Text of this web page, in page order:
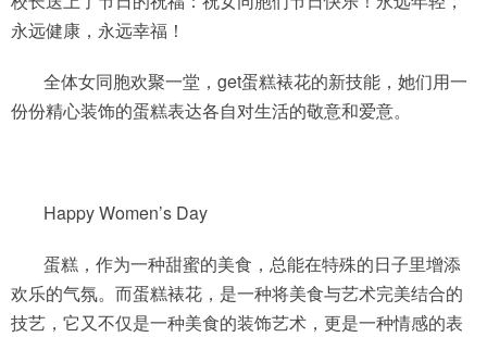
永远健康，永远幸福！
全体女同胞欢聚一堂，get蛋糕裱花的新技能，她们用一
份份精心装饰的蛋糕表达各自对生活的敬意和爱意。
Happy Women’s Day
蛋糕，作为一种甜蜜的美食，总能在特殊的日子里增添
欢乐的气氛。而蛋糕裱花，是一种将美食与艺术完美结合的
技艺，它又不仅是一种美食的装饰艺术，更是一种情感的表